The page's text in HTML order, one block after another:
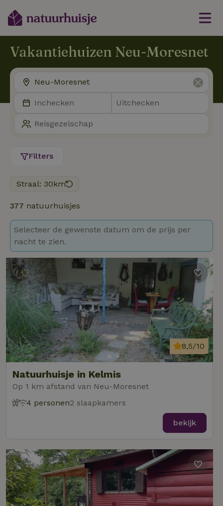
Vakantiehuizen Neu-Moresnet
Filters
Straal: 30km
377 natuurhuisjes
Selecteer de gewenste datum om de prijs per
nacht te zien.
Natuurhuisje in Kelmis
Op 1 km afstand van Neu-Moresnet
8,5/10
4 personen2 slaapkamers
bekijk